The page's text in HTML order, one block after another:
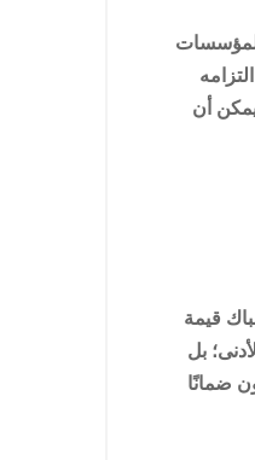
أن
قيمة
بل
ضمانًا